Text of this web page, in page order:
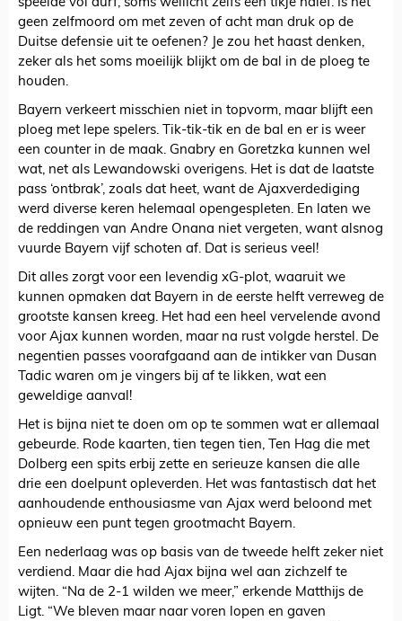
speelde vol durf, soms wellicht zelfs een tikje naïef. Is het
geen zelfmoord om met zeven of acht man druk op de
Duitse defensie uit te oefenen? Je zou het haast denken,
zeker als het soms moeilijk blijkt om de bal in de ploeg te
houden.
Bayern verkeert misschien niet in topvorm, maar blijft een
ploeg met lepe spelers. Tik-tik-tik en de bal en er is weer
een counter in de maak. Gnabry en Goretzka kunnen wel
wat, net als Lewandowski overigens. Het is dat de laatste
pass ‘ontbrak’, zoals dat heet, want de Ajaxverdediging
werd diverse keren helemaal opengespleten. En laten we
de reddingen van Andre Onana niet vergeten, want alsnog
vuurde Bayern vijf schoten af. Dat is serieus veel!
Dit alles zorgt voor een levendig xG-plot, waaruit we
kunnen opmaken dat Bayern in de eerste helft verreweg de
grootste kansen kreeg. Het had een heel vervelende avond
voor Ajax kunnen worden, maar na rust volgde herstel. De
negentien passes voorafgaand aan de intikker van Dusan
Tadic waren om je vingers bij af te likken, wat een
geweldige aanval!
Het is bijna niet te doen om op te sommen wat er allemaal
gebeurde. Rode kaarten, tien tegen tien, Ten Hag die met
Dolberg een spits erbij zette en serieuze kansen die alle
drie een doelpunt opleverden. Het was fantastisch dat het
aanhoudende enthousiasme van Ajax werd beloond met
opnieuw een punt tegen grootmacht Bayern.
Een nederlaag was op basis van de tweede helft zeker niet
verdiend. Maar die had Ajax bijna wel aan zichzelf te
wijten. “Na de 2-1 wilden we meer,” erkende Matthijs de
Ligt. “We bleven maar naar voren lopen en gaven